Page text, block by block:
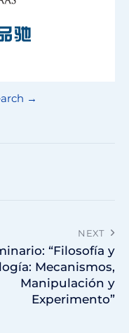
→
NEXT
“Filosofía y
Mecanismos,
Manipulación y
Experimento”